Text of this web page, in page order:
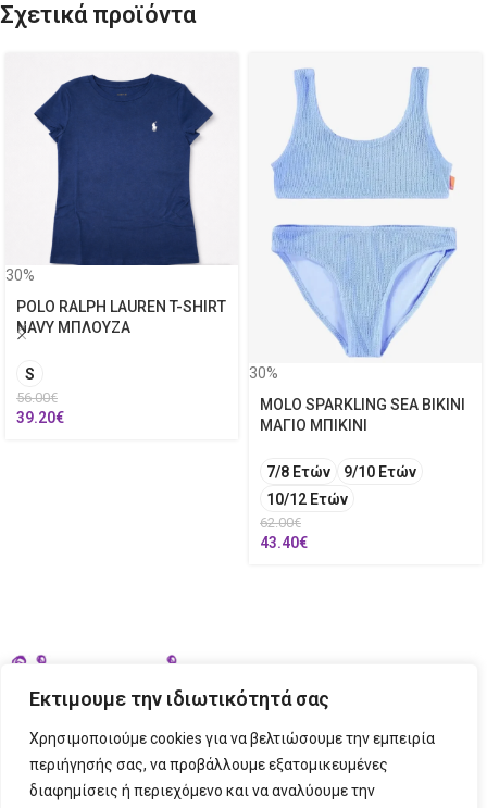
Εκτιμουμε την ιδιωτικότητά σας
Χρησιμοποιούμε cookies για να βελτιώσουμε την εμπειρία
περιήγησής σας, να προβάλλουμε εξατομικευμένες
διαφημίσεις ή περιεχόμενο και να αναλύουμε την
Σχετικά προϊόντα
30%
POLO RALPH LAUREN T-SHIRT
NAVY ΜΠΛΟΥΖΑ
S
56.00€
39.20€
30%
MOLO SPARKLING SEA BIKINI
ΜΑΓΙΟ ΜΠΙΚΙΝΙ
7/8 Ετών
9/10 Ετών
10/12 Ετών
62.00€
43.40€
ΣΤΟΙΧΕΙΑ ΕΠΙΚΟΙΝΩΝΙΑΣ